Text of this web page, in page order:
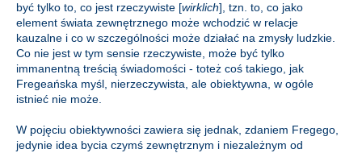
być tylko to, co jest rzeczywiste [wirklich], tzn. to, co jako
element świata zewnętrznego może wchodzić w relacje
kauzalne i co w szczególności może działać na zmysły ludzkie.
Co nie jest w tym sensie rzeczywiste, może być tylko
immanentną treścią świadomości - toteż coś takiego, jak
Fregeańska myśl, nierzeczywista, ale obiektywna, w ogóle
istnieć nie może.
W pojęciu obiektywności zawiera się jednak, zdaniem Fregego,
jedynie idea bycia czymś zewnętrznym i niezależnym od